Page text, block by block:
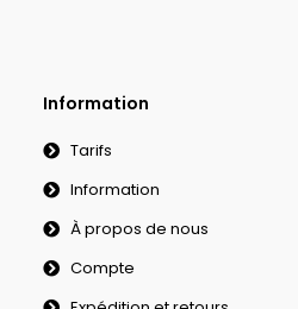
Information
Tarifs
Information
À propos de nous
Compte